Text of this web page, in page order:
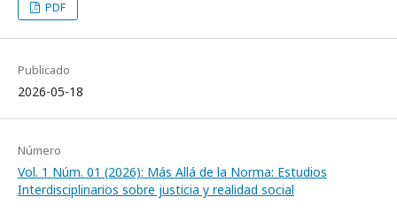
PDF
Publicado
2026-05-18
Número
Vol. 1 Núm. 01 (2026): Más Allá de la Norma: Estudios
Interdisciplinarios sobre justicia y realidad social